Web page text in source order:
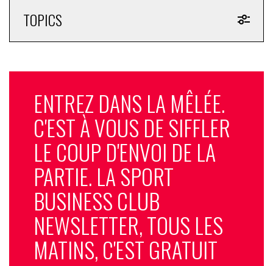
TOPICS
ENTREZ DANS LA MÊLÉE.
C'EST À VOUS DE SIFFLER
LE COUP D'ENVOI DE LA
PARTIE. LA SPORT
BUSINESS CLUB
NEWSLETTER, TOUS LES
MATINS, C'EST GRATUIT